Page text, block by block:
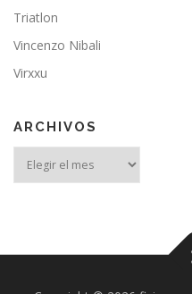
Triatlon
Vincenzo Nibali
Virxxu
ARCHIVOS